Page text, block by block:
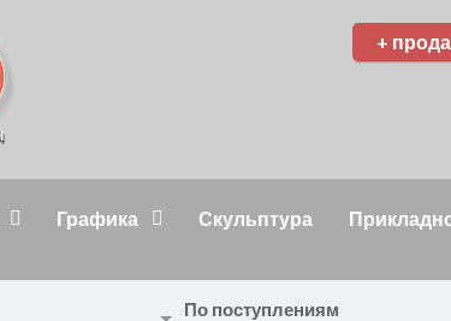
+
Графика Скульптура
По поступлениям